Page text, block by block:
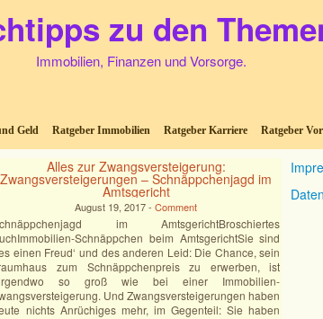
zu den
Immobilien, Finanzen und Vorsorge.
Geld Ratgeber Immobilien Ratgeber Karriere Ratgeber
Alles zur Zwangsversteigerung:
Zwangsversteigerungen – Schnäppchenjagd im
Amtsgericht
August 19, 2017 -Comment
im AmtsgerichtBroschiertes
Schnäppchen beim AmtsgerichtSie sind
einen Freud‘ und des anderen Leid: Die Chance, sein
zum Schnäppchenpreis zu erwerben, ist
so groß wie bei einer Immobilien-
Und Zwangsversteigerungen haben
nichts Anrüchiges mehr, im Gegenteil: Sie haben